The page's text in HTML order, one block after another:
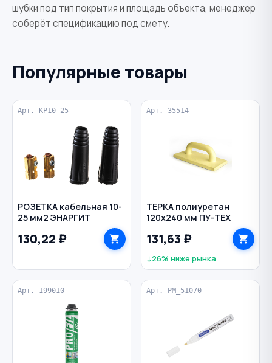
шубки под тип покрытия и площадь объекта, менеджер
соберёт спецификацию под смету.
Популярные товары
Арт. КР10-25
РОЗЕТКА кабельная 10-
25 мм2 ЭНАРГИТ
130,22 ₽
Арт. 35514
ТЕРКА полиуретан
120х240 мм ПУ-ТЕХ
131,63 ₽
↓26% ниже рынка
Арт. 199010 Арт. PM_51070